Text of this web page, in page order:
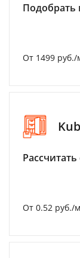
Подобрать
От 1499 руб./
От 0.52 руб./